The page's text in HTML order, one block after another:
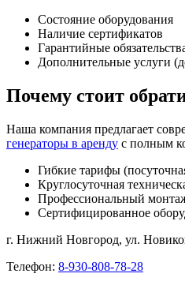
Состояние оборудования
Наличие сертификатов
Гарантийные
Дополнительные услуги
Почему стоит
Наша компания предлагает
генераторы в аренду с полным
Гибкие тарифы
Круглосуточная
Профессиональный
Сертифицированное
г. Нижний Новгород, ул.
Телефон: 8-930-808-78-28